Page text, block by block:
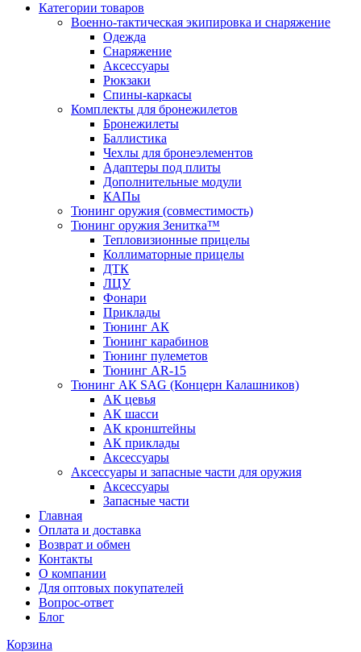
Категории товаров
Военно-тактическая экипировка и снаряжение
Одежда
Снаряжение
Аксессуары
Рюкзаки
Спины-каркасы
Комплекты для бронежилетов
Бронежилеты
Баллистика
Чехлы для бронеэлементов
Адаптеры под плиты
Дополнительные модули
КАПы
Тюнинг оружия (совместимость)
Тюнинг оружия Зенитка™
Тепловизионные прицелы
Коллиматорные прицелы
ДТК
ЛЦУ
Фонари
Приклады
Тюнинг АК
Тюнинг карабинов
Тюнинг пулеметов
Тюнинг AR-15
Тюнинг АК SAG (Концерн Калашников)
АК цевья
АК шасси
АК кронштейны
АК приклады
Аксессуары
Аксессуары и запасные части для оружия
Аксессуары
Запасные части
Главная
Оплата и доставка
Возврат и обмен
Контакты
О компании
Для оптовых покупателей
Вопрос-ответ
Блог
Корзина